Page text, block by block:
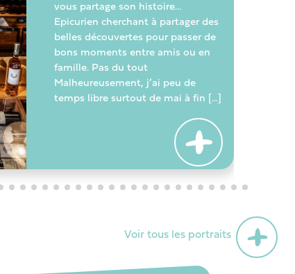
vous partage son histoire…
Epicurien cherchant à partager des
belles découvertes pour passer de
bons moments entre amis ou en
famille. Pas du tout
Malheureusement, j’ai peu de
temps libre surtout de mai à fin [...]
+
Voir tous les portraits